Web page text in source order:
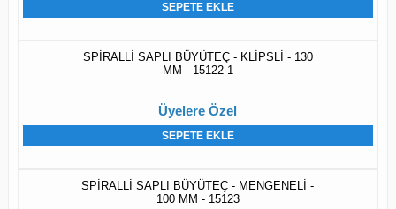
SEPETE EKLE
SPİRALLİ SAPLI BÜYÜTEÇ - KLİPSLİ - 130
MM - 15122-1
Üyelere Özel
SEPETE EKLE
SPİRALLİ SAPLI BÜYÜTEÇ - MENGENELİ -
100 MM - 15123